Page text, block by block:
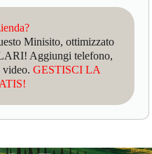
Minisito, ottimizzato
Aggiungi telefono,
video.GESTISCI LA